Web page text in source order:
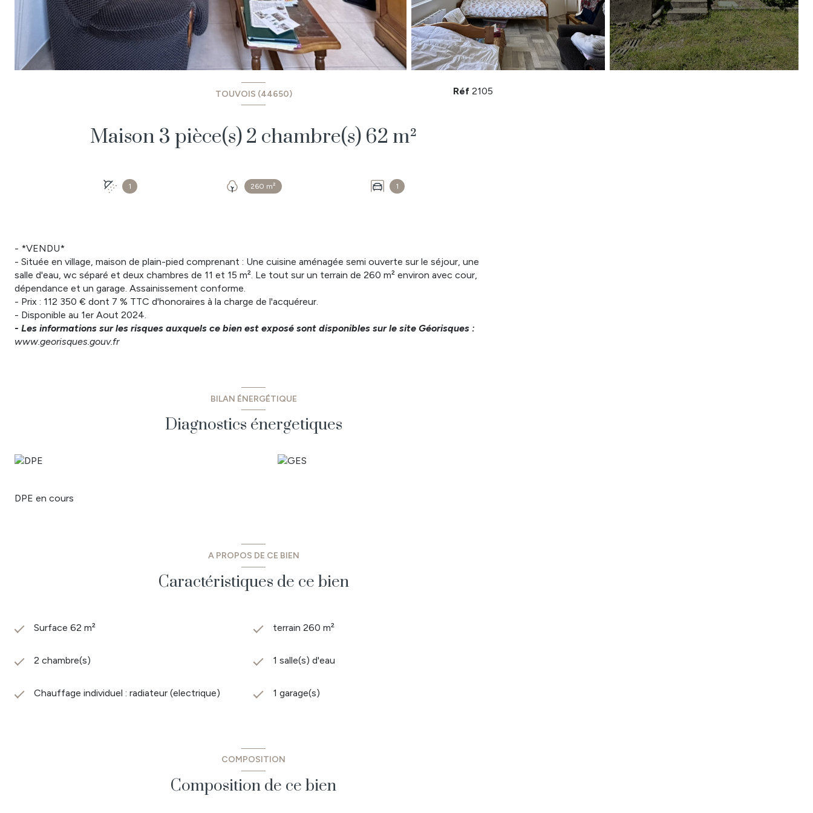
TOUVOIS (44650)
Maison 3 pièce(s) 2 chambre(s) 62 m²
1 260 m² 1
Réf 2105
- *VENDU*
- Située en village, maison de plain-pied comprenant : Une cuisine aménagée semi ouverte sur le séjour, une
salle d'eau, wc séparé et deux chambres de 11 et 15 m². Le tout sur un terrain de 260 m² environ avec cour,
dépendance et un garage. Assainissement conforme.
- Prix : 112 350 € dont 7 % TTC d'honoraires à la charge de l'acquéreur.
- Disponible au 1er Aout 2024.
- Les informations sur les risques auxquels ce bien est exposé sont disponibles sur le site Géorisques :
www.georisques.gouv.fr
BILAN ÉNERGÉTIQUE
Diagnostics énergetiques
DPE en cours
A PROPOS DE CE BIEN
Caractéristiques de ce bien
Surface 62 m² terrain 260 m²
2 chambre(s) 1 salle(s) d'eau
Chauffage individuel : radiateur (electrique) 1 garage(s)
COMPOSITION
Composition de ce bien